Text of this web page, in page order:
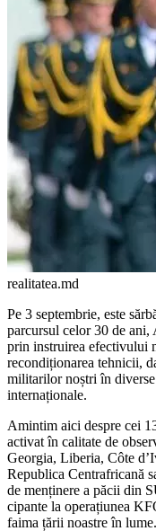
realitatea.md
Pe 3 septembrie, este
parcursul celor 30 de ani,
prin instruirea efectivului
recondiționarea tehnicii,
militarilor noștri în
internaționale.
Amintim aici despre cei
activat în calitate de
Georgia, Liberia, Côte
Re­publica Centrafricană
de menținere a păcii din
cipante la operațiunea
faima țării noastre în lume.